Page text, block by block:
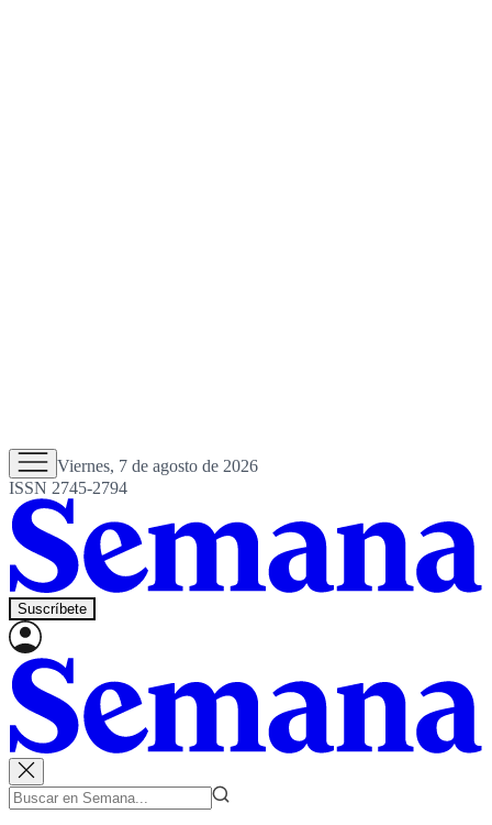
Viernes, 7 de agosto de 2026
ISSN 2745-2794
Suscríbete